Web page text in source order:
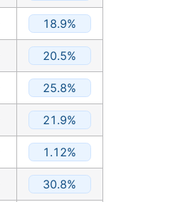
18.9%
20.5%
25.8%
21.9%
1.12%
30.8%